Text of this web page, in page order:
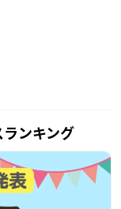
ンキング